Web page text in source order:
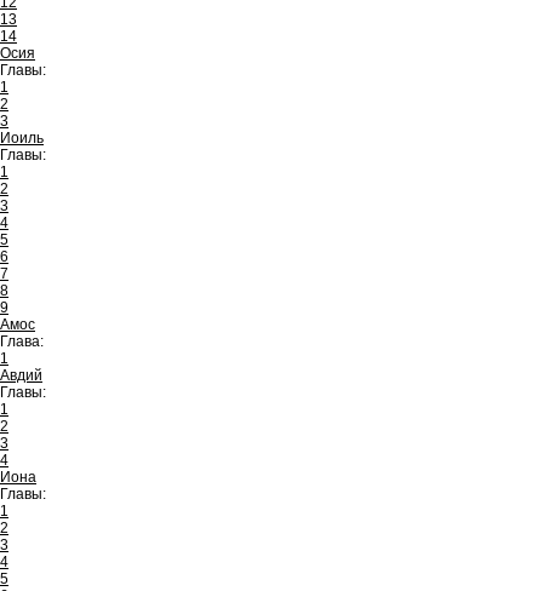
13
14
Осия
Главы:
1
2
3
Иоиль
Главы:
1
2
3
4
5
6
7
8
9
Амос
Глава:
1
Авдий
Главы:
1
2
3
4
Иона
Главы:
1
2
3
4
5